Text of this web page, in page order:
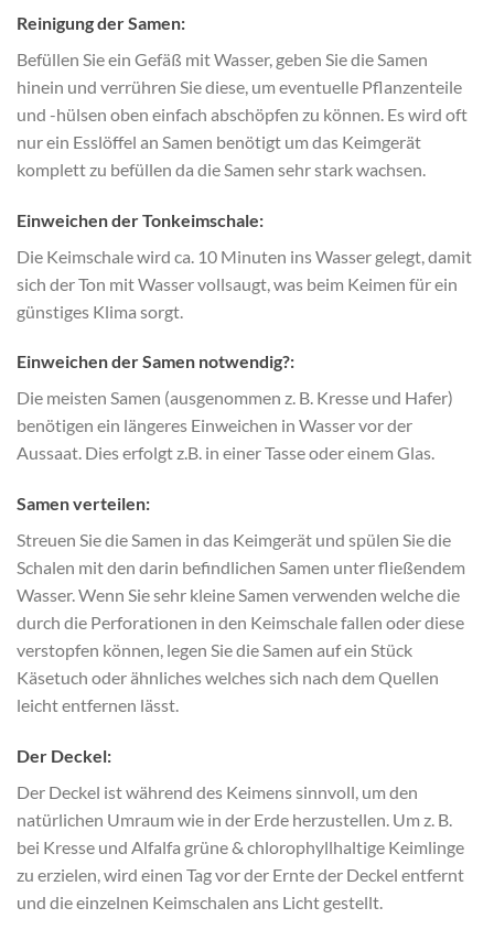
Reinigung der Samen:
Befüllen Sie ein Gefäß mit Wasser, geben Sie die Samen
hinein und verrühren Sie diese, um eventuelle Pflanzenteile
und -hülsen oben einfach abschöpfen zu können. Es wird oft
nur ein Esslöffel an Samen benötigt um das Keimgerät
komplett zu befüllen da die Samen sehr stark wachsen.
Einweichen der Tonkeimschale:
Die Keimschale wird ca. 10 Minuten ins Wasser gelegt, damit
sich der Ton mit Wasser vollsaugt, was beim Keimen für ein
günstiges Klima sorgt.
Einweichen der Samen notwendig?:
Die meisten Samen (ausgenommen z. B. Kresse und Hafer)
benötigen ein längeres Einweichen in Wasser vor der
Aussaat. Dies erfolgt z.B. in einer Tasse oder einem Glas.
Samen verteilen:
Streuen Sie die Samen in das Keimgerät und spülen Sie die
Schalen mit den darin befindlichen Samen unter fließendem
Wasser. Wenn Sie sehr kleine Samen verwenden welche die
durch die Perforationen in den Keimschale fallen oder diese
verstopfen können, legen Sie die Samen auf ein Stück
Käsetuch oder ähnliches welches sich nach dem Quellen
leicht entfernen lässt.
Der Deckel:
Der Deckel ist während des Keimens sinnvoll, um den
natürlichen Umraum wie in der Erde herzustellen. Um z. B.
bei Kresse und Alfalfa grüne & chlorophyllhaltige Keimlinge
zu erzielen, wird einen Tag vor der Ernte der Deckel entfernt
und die einzelnen Keimschalen ans Licht gestellt.